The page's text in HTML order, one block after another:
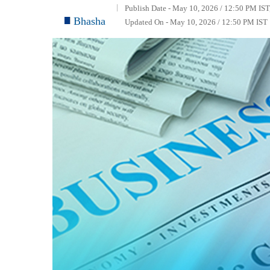
Bhasha
Publish Date - May 10, 2026 / 12:50 PM
Updated On - May 10, 2026 / 12:50 PM IST